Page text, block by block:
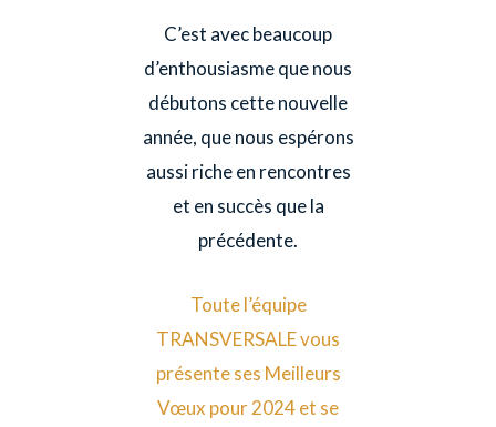
C’est avec beaucoup
d’enthousiasme que nous
débutons cette nouvelle
année, que nous espérons
aussi riche en rencontres
et en succès que la
précédente.
Toute l’équipe
TRANSVERSALE vous
présente ses Meilleurs
Vœux pour 2024 et se